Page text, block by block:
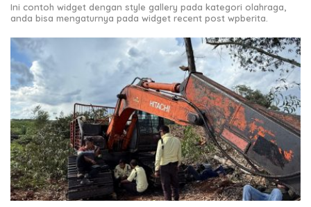
Ini contoh widget dengan style gallery pada kategori olahraga,
anda bisa mengaturnya pada widget recent post wpberita.